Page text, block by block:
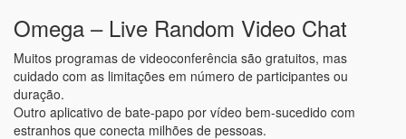
Omega – Live Random Video Chat
Muitos programas de videoconferência são gratuitos, mas
cuidado com as limitações em número de participantes ou
duração.
Outro aplicativo de bate-papo por vídeo bem-sucedido com
estranhos que conecta milhões de pessoas.